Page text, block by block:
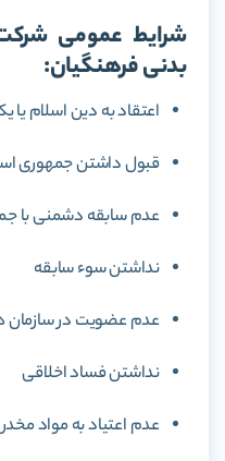
شرایط عمومی
بدنی فرهنگیان:
اعتقاد به دین اسلام یا
قبول داشتن جمهوری
عدم سابقه دشمنی با
نداشتن سوء سابقه
عدم عضویت در سازمان
نداشتن فساد اخلاقی
عدم اعتیاد به مواد مخدر